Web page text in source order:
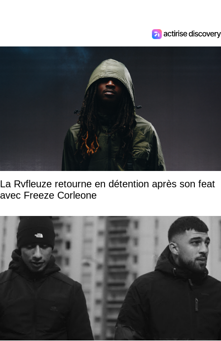
La Rvfleuze retourne en détention après son feat
avec Freeze Corleone